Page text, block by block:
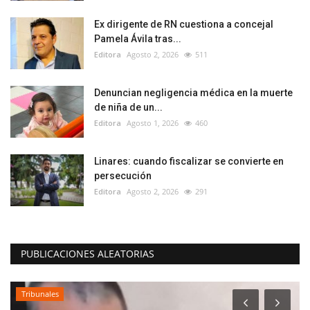
Ex dirigente de RN cuestiona a concejal
Pamela Ávila tras...
Editora Agosto 2, 2026 511
Denuncian negligencia médica en la muerte
de niña de un...
Editora Agosto 1, 2026 460
Linares: cuando fiscalizar se convierte en
persecución
Editora Agosto 2, 2026 291
PUBLICACIONES ALEATORIAS
Tribunales